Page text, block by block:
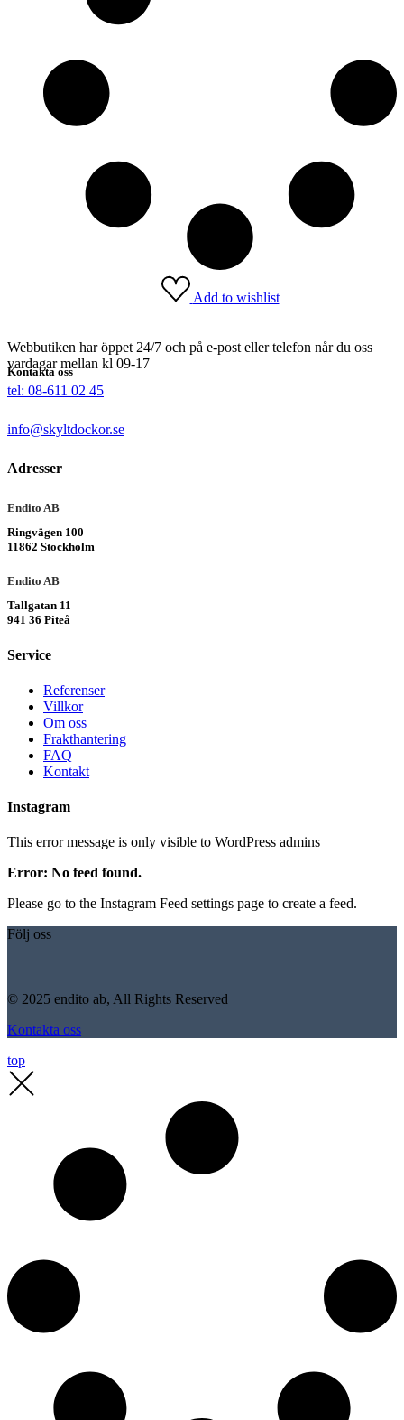
Add to wishlist
Webbutiken har öppet 24/7 och på e-post eller telefon når du oss
vardagar mellan kl 09-17
Kontakta oss
tel: 08-611 02 45
info@skyltdockor.se
Adresser
Endito AB
Ringvägen 100
11862 Stockholm
Endito AB
Tallgatan 11
941 36 Piteå
Service
Referenser
Villkor
Om oss
Frakthantering
FAQ
Kontakt
Instagram
This error message is only visible to WordPress admins
Error: No feed found.
Please go to the Instagram Feed settings page to create a feed.
Följ oss
© 2025 endito ab, All Rights Reserved
Kontakta oss
top